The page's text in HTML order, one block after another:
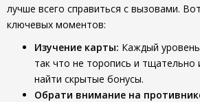
лучше всего справиться с вызовами.
ключевых моментов:
Изучение карты: Каждый
так что не торопись и тщательно
найти скрытые бонусы.
Обрати внимание на